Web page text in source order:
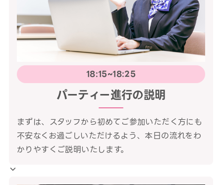
18:15~18:25
パーティー進行の説明
まずは、スタッフから初めてご参加いただく方にも
不安なくお過ごしいただけるよう、本日の流れをわ
かりやすくご説明いたします。